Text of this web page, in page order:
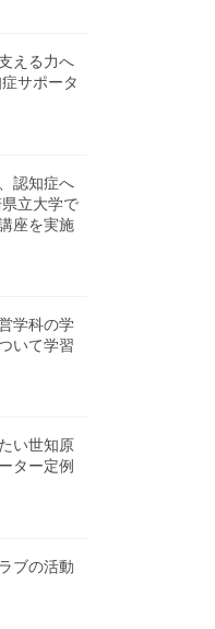
える力へ
サポータ
認知症へ
立大学で
座を実施
学科の学
いて学習
い世知原
ター定例
ブの活動